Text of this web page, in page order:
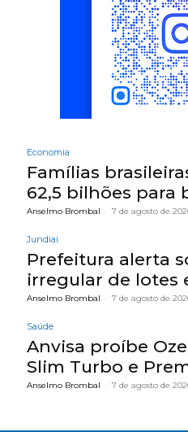
Economia
Famílias
62,5 bilhões para
Anselmo Brombal - 7 de agosto de
Jundiaí
Prefeitura alerta
irregular de lotes
Anselmo Brombal - 7 de agosto de
Saúde
Anvisa proíbe
Slim Turbo e
Anselmo Brombal - 7 de agosto de